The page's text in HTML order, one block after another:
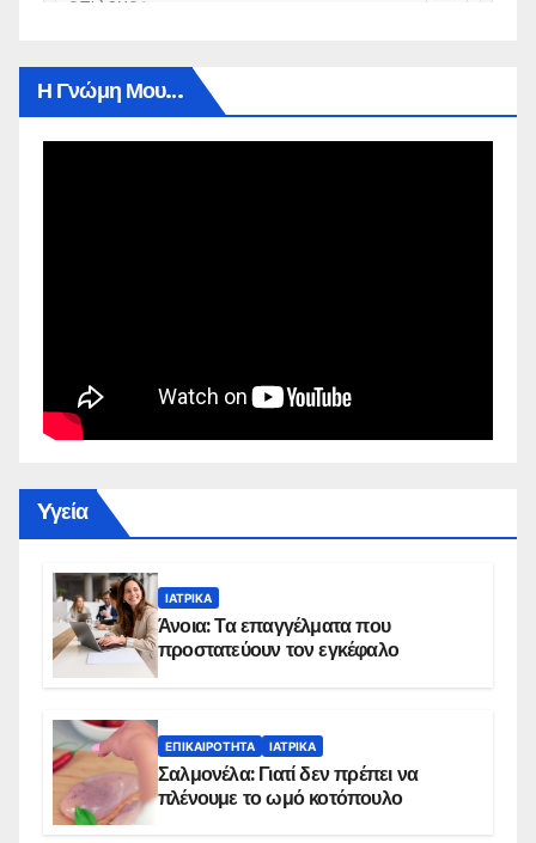
Η Γνώμη Μου…
Yγεία
ΙΑΤΡΙΚΆ
Άνοια: Τα επαγγέλματα που
προστατεύουν τον εγκέφαλο
ΕΠΙΚΑΙΡΌΤΗΤΑ ΙΑΤΡΙΚΆ
Σαλμονέλα: Γιατί δεν πρέπει να
πλένουμε το ωμό κοτόπουλο